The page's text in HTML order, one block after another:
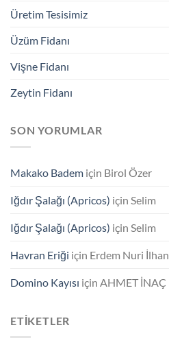
Üretim Tesisimiz
Üzüm Fidanı
Vişne Fidanı
Zeytin Fidanı
SON YORUMLAR
Makako Badem için Birol Özer
Iğdır Şalağı (Apricos) için Selim
Iğdır Şalağı (Apricos) için Selim
Havran Eriği için Erdem Nuri İlhan
Domino Kayısı için AHMET İNAÇ
ETIKETLER